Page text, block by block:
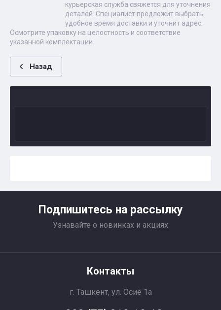
курьерская служба свяжется для уточнения
деталей. Специалист предложит выбрать
удобное время доставки и уточнит адрес.
Осмотрите упаковку на целостность и соответствие
указанной комплектации.
Назад
Подпишитесь на рассылку
Узнавайте о новинках и акциях
Контакты
г. Ташкент, ул. Осиё 1a